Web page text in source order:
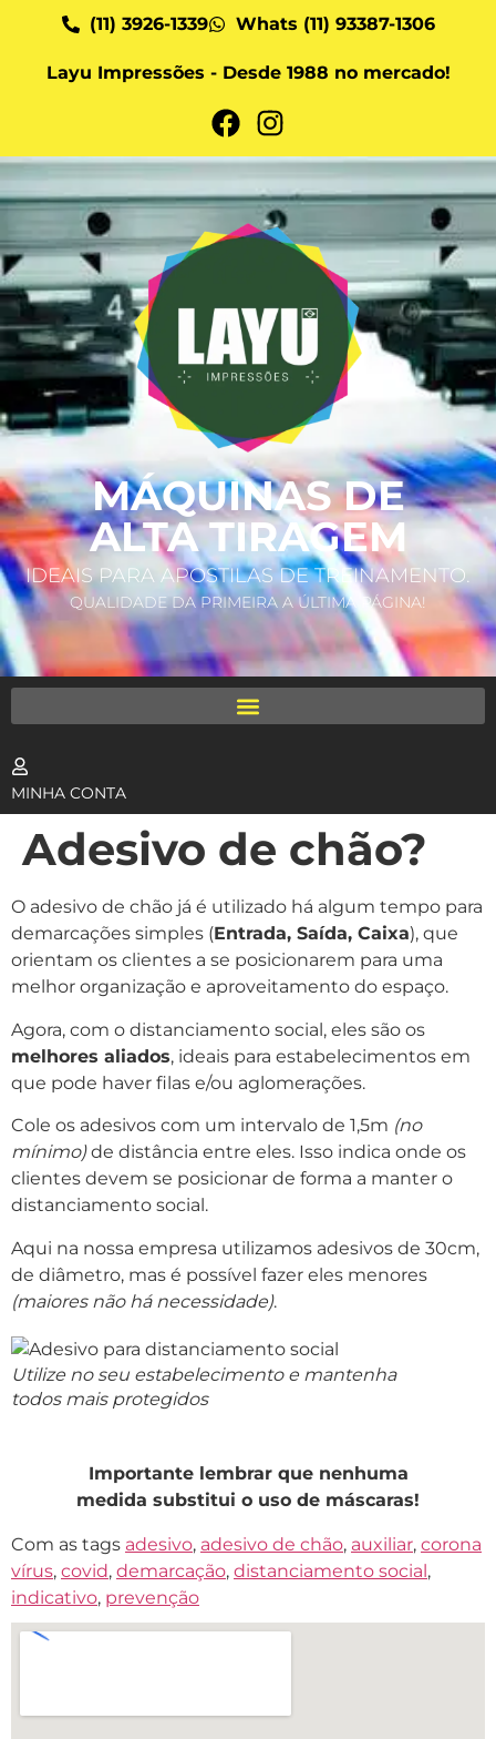
(11) 3926-1339 Whats (11) 93387-1306
Layu Impressões - Desde 1988 no mercado!
MÁQUINAS DE
ALTA TIRAGEM
IDEAIS PARA APOSTILAS DE TREINAMENTO.
QUALIDADE DA PRIMEIRA A ÚLTIMA PÁGINA!
MINHA CONTA
Adesivo de chão?
O adesivo de chão já é utilizado há algum tempo para
demarcações simples (Entrada, Saída, Caixa), que
orientam os clientes a se posicionarem para uma
melhor organização e aproveitamento do espaço.
Agora, com o distanciamento social, eles são os
melhores aliados, ideais para estabelecimentos em
que pode haver filas e/ou aglomerações.
Cole os adesivos com um intervalo de 1,5m (no
mínimo)de distância entre eles. Isso indica onde os
clientes devem se posicionar de forma a manter o
distanciamento social.
Aqui na nossa empresa utilizamos adesivos de 30cm,
de diâmetro, mas é possível fazer eles menores
(maiores não há necessidade).
Utilize no seu estabelecimento e mantenha
todos mais protegidos
Importante lembrar que nenhuma
medida substitui o uso de máscaras!
Com as tags adesivo, adesivo de chão, auxiliar, corona
vírus, covid, demarcação, distanciamento social,
indicativo, prevenção